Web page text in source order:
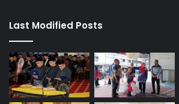
Last Modified Posts